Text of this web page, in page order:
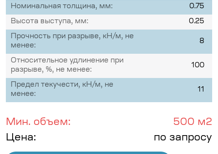
Номинальная толщина, мм: 0.75
Высота выступа, мм: 0.25
Прочность при разрыве, кН/м, не
менее:
8
Относительное удлинение при
разрыве, %, не менее:
100
Предел текучести, кН/м, не
менее:
11
Мин. объем:
500 м2
Цена:
по запросу